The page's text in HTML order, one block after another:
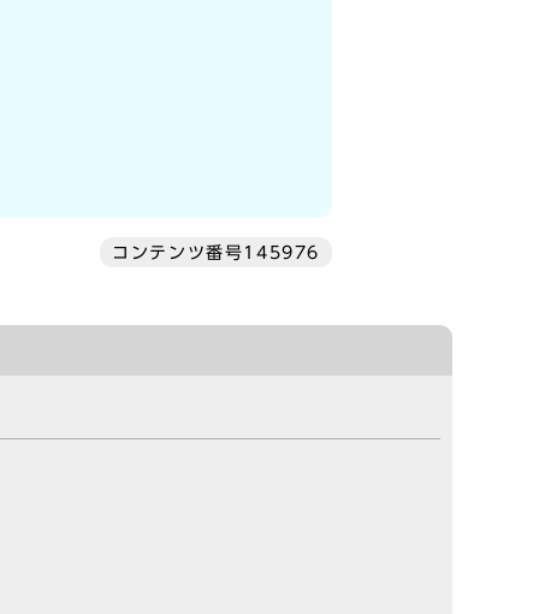
コンテンツ番号145976